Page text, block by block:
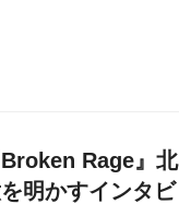
Broken Rage』北
明かすインタビ